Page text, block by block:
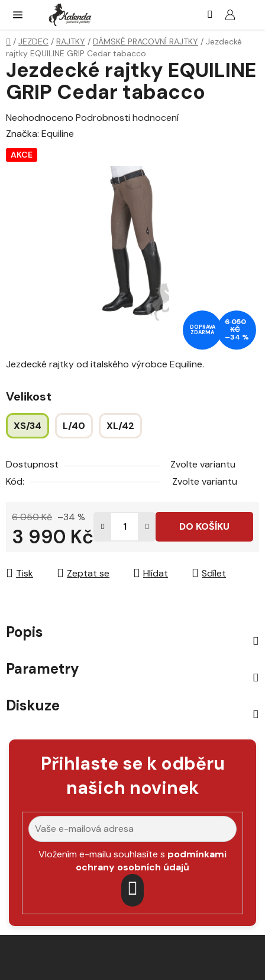
obsah
Domů
/ JEZDEC / RAJTKY / DÁMSKÉ PRACOVNÍ RAJTKY / Jezdecké
rajtky EQUILINE GRIP Cedar tabacco
Jezdecké rajtky od italského výrobce Equiline.
Velikost
XS/34 L/40 XL/42
Dostupnost
Zvolte variantu
Kód:
Zvolte variantu
6 050 Kč –34 %
3 990 Kč DO KOŠÍKU
Tisk Zeptat se Hlídat Sdílet
Jezdecké rajtky EQUILINE
GRIP Cedar tabacco
Průměrné
hodnocení
produktu
je
Neohodnoceno Podrobnosti hodnocení
Značka: Equiline
AKCE
DOPRAVA
ZDARMA
6 050
KČ
–34 %
Popis
Parametry
Diskuze
Přihlaste se k odběru
našich novinek
Vložením e-mailu souhlasíte s podmínkami
ochrany osobních údajů
PŘIHLÁSIT
SE